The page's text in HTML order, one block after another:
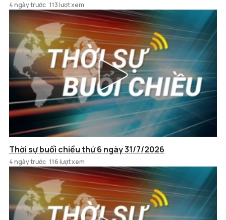
4 ngày trước 113 lượt xem
Thời sự buổi chiều thứ 6 ngày 31/7/2026
4 ngày trước 116 lượt xem